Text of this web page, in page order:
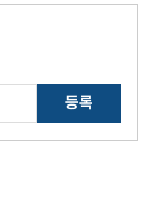
등록